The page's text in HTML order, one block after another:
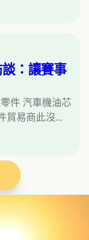
：讓賽事
件 汽車機油芯
貿易商此沒…